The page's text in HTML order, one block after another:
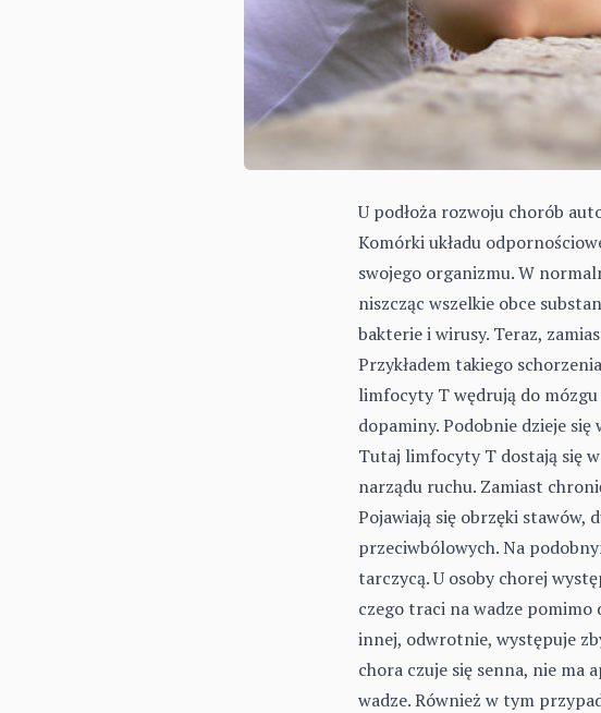
U podłoża rozwoju chorób
Komórki układu
swojego organizmu. W
niszcząc wszelkie obce
bakterie i wirusy. Teraz,
Przykładem takiego
limfocyty T wędrują do
dopaminy. Podobnie dzieje
Tutaj limfocyty T dostają się
narządu ruchu. Zamiast
Pojawiają się obrzęki stawów,
przeciwbólowych. Na
tarczycą. U osoby chorej
czego traci na wadze pomimo
innej, odwrotnie, występuje
chora czuje się senna, nie ma
wadze. Również w tym